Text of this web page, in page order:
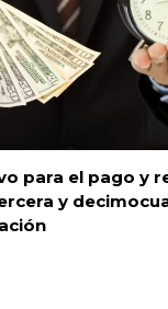
para el pago y
y